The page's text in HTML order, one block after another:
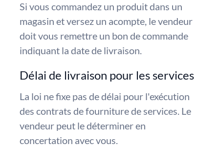
Si vous commandez un produit dans un
magasin et versez un acompte, le vendeur
doit vous remettre un bon de commande
indiquant la date de livraison.
Délai de livraison pour les services
La loi ne fixe pas de délai pour l'exécution
des contrats de fourniture de services. Le
vendeur peut le déterminer en
concertation avec vous.